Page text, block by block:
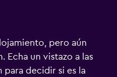
pero aún
Echa un vistazo a las
decidir si es la